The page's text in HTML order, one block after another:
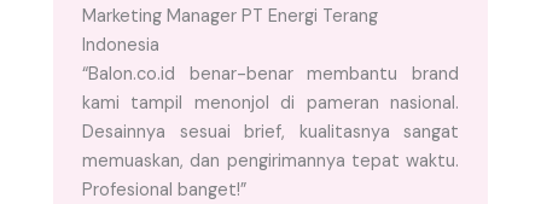
Marketing Manager PT Energi Terang
Indonesia
“Balon.co.id benar-benar membantu brand
kami tampil menonjol di pameran nasional.
Desainnya sesuai brief, kualitasnya sangat
memuaskan, dan pengirimannya tepat waktu.
Profesional banget!”